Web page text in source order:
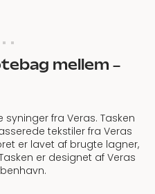
mellem –
fra Veras. Tasken
tekstiler fra Veras
er lavet af brugte lagner,
er designet af Veras